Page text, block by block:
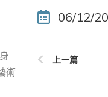
術
06/12/
上一篇